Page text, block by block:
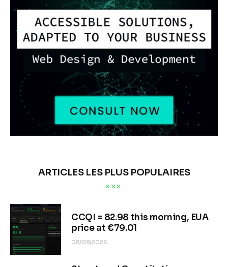
ARTICLES LES PLUS POPULAIRES
CCQI = 82.98 this morning, EUA
price at €79.01
08/08/2026